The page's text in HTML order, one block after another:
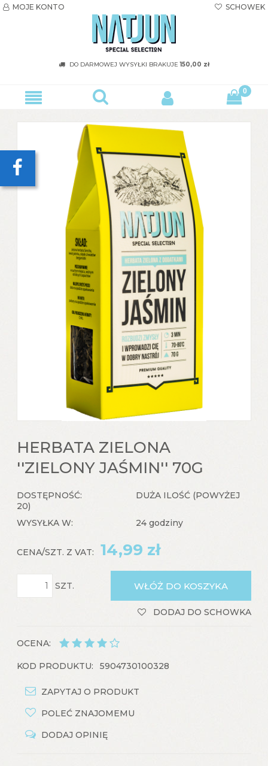
MOJE KONTO  SCHOWEK
DO DARMOWEJ WYSYŁKI BRAKUJE150,00 zł
HERBATA ZIELONA
''ZIELONY JAŚMIN'' 70G
DOSTĘPNOŚĆ:
DUŻA ILOŚĆ (POWYŻEJ
20)
WYSYŁKA W:
24 godziny
CENA/SZT. Z VAT: 14,99 zł
SZT. WŁÓŻ DO KOSZYKA
DODAJ DO SCHOWKA
OCENA:
KOD PRODUKTU: 5904730100328
ZAPYTAJ O PRODUKT
POLEĆ ZNAJOMEMU
DODAJ OPINIĘ